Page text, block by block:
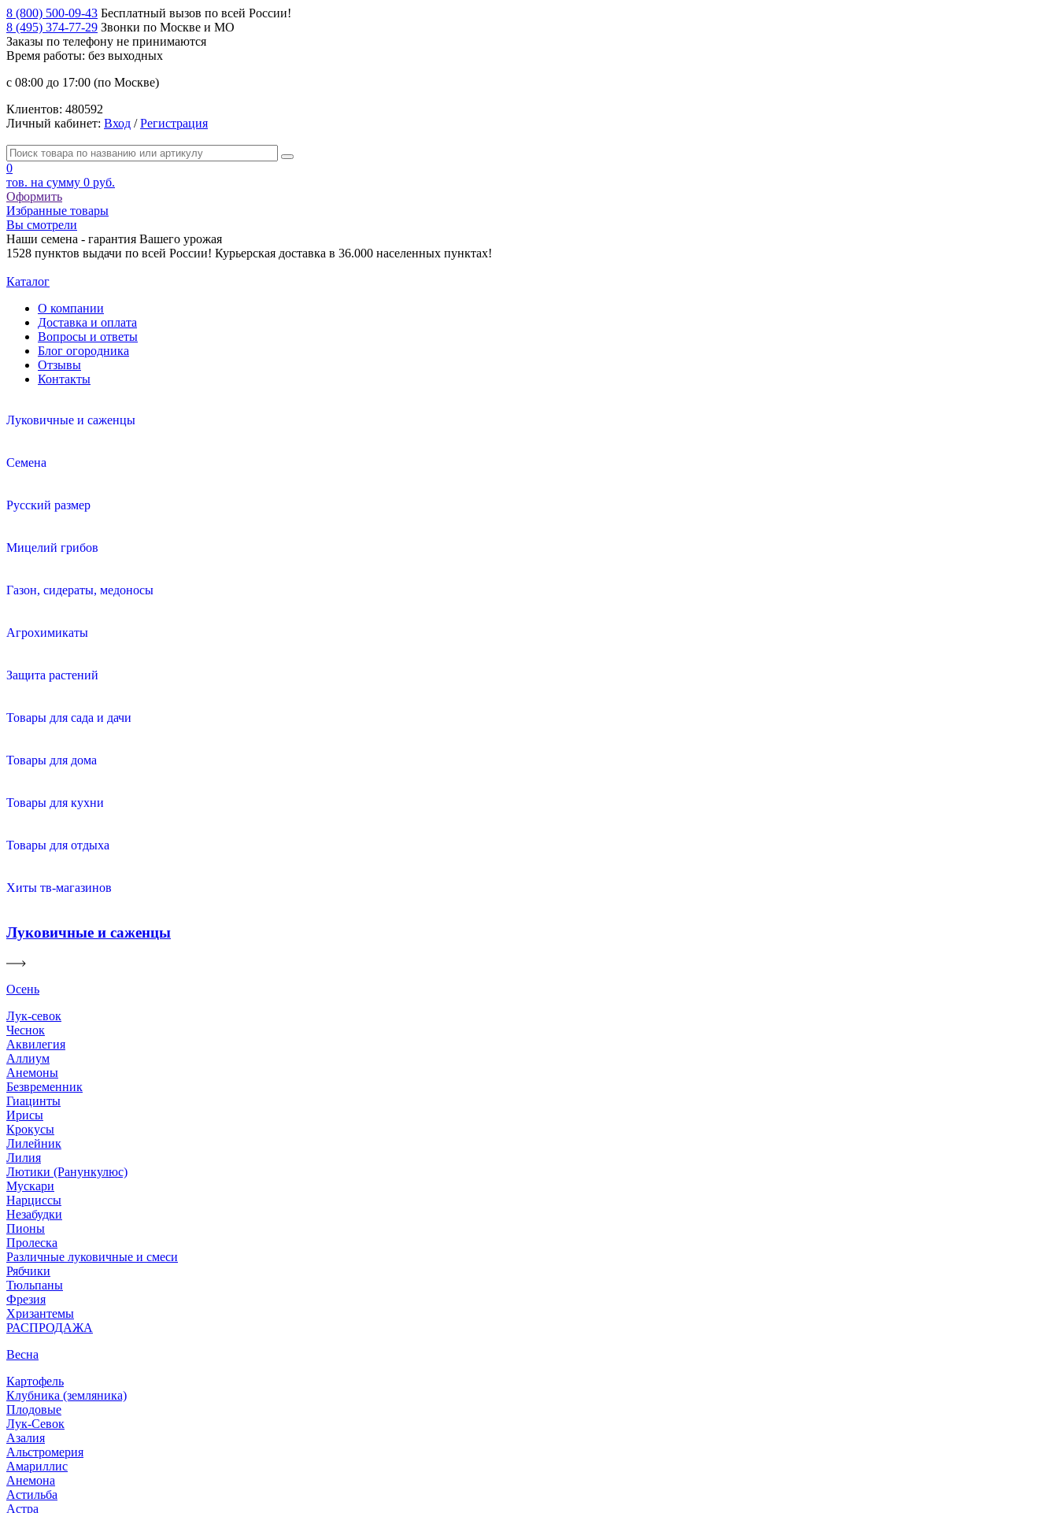
8 (800) 500-09-43 Бесплатный вызов по всей России!
8 (495) 374-77-29 Звонки по Москве и МО
Заказы по телефону не принимаются
Время работы: без выходных
с 08:00 до 17:00 (по Москве)
Клиентов: 480592
Личный кабинет: Вход /Регистрация
0
тов. на сумму 0 руб.
Оформить
Избранные товары
Вы смотрели
Наши семена - гарантия Вашего урожая
1528 пунктов выдачи по всей России! Курьерская доставка в 36.000 населенных пунктах!
Каталог
О компании
Доставка и оплата
Вопросы и ответы
Блог огородника
Отзывы
Контакты
Луковичные и саженцы
Семена
Русский размер
Мицелий грибов
Газон, сидераты, медоносы
Агрохимикаты
Защита растений
Товары для сада и дачи
Товары для дома
Товары для кухни
Товары для отдыха
Хиты тв-магазинов
Луковичные и саженцы
Осень
Лук-севок
Чеснок
Аквилегия
Аллиум
Анемоны
Безвременник
Гиацинты
Ирисы
Крокусы
Лилейник
Лилия
Лютики (Ранункулюс)
Мускари
Нарцисcы
Незабудки
Пионы
Пролеска
Различные луковичные и смеси
Рябчики
Тюльпаны
Фрезия
Хризантемы
РАСПРОДАЖА
Весна
Картофель
Клубника (земляника)
Плодовые
Лук-Севок
Азалия
Альстромерия
Амариллис
Анемона
Астильба
Астра